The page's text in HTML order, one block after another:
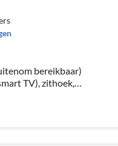
bereikbaar)
TV), zithoek,
bereikbaar)